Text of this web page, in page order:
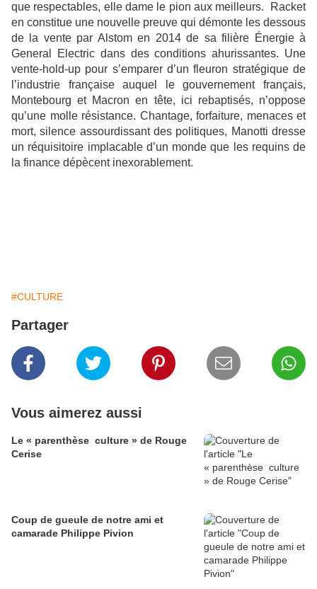
que respectables, elle dame le pion aux meilleurs. Racket
en constitue une nouvelle preuve qui démonte les dessous
de la vente par Alstom en 2014 de sa filière Énergie à
General Electric dans des conditions ahurissantes. Une
vente-hold-up pour s’emparer d’un fleuron stratégique de
l’industrie française auquel le gouvernement français,
Montebourg et Macron en tête, ici rebaptisés, n’oppose
qu’une molle résistance. Chantage, forfaiture, menaces et
mort, silence assourdissant des politiques, Manotti dresse
un réquisitoire implacable d’un monde que les requins de
la finance dépècent inexorablement.
#CULTURE
Partager
Vous aimerez aussi
Le « parenthèse culture » de Rouge
Cerise
Coup de gueule de notre ami et
camarade Philippe Pivion